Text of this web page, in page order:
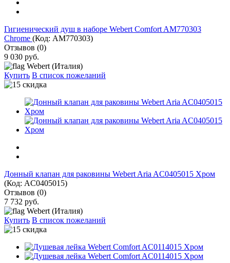
Гигиенический душ в наборе Webert Comfort AM770303
Chrome (Код: АМ770303)
Отзывов (0)
9 030 руб.
Webert (Италия)
Купить В список пожеланий
Донный клапан для раковины Webert Aria AC0405015 Хром
(Код: AC0405015)
Отзывов (0)
7 732 руб.
Webert (Италия)
Купить В список пожеланий